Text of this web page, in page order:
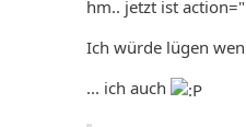
hm.. jetzt ist
Ich würde lügen
... ich auch